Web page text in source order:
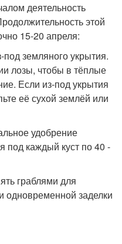
деятельность
этой
15-20 апреля:
земляного укрытия.
лозы, чтобы в тёплые
Если из-под укрытия
её сухой землёй или
удобрение
под каждый куст по 40 -
граблями для
одновременной заделки